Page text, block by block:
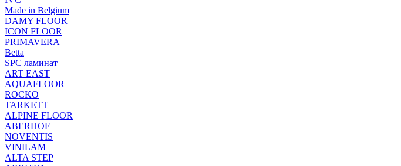
Made in Belgium
DAMY FLOOR
ICON FLOOR
PRIMAVERA
Betta
SPC ламинат
ART EAST
AQUAFLOOR
ROCKO
TARKETT
ALPINE FLOOR
ABERHOF
NOVENTIS
VINILAM
ALTA STEP